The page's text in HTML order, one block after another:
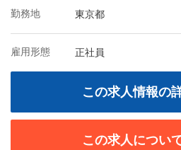
勤務地 東京都
雇用形態 正社員
この求人情報の
この求人につい